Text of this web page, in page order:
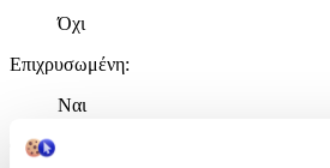
Όχι
Επιχρυσωμένη:
Ναι
Φύλο: